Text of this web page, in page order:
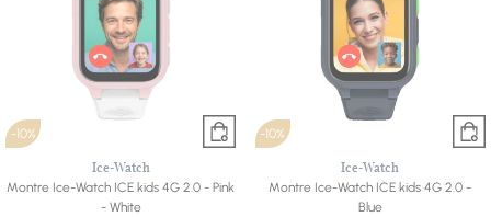
-10%
Ice-Watch
Montre Ice-Watch ICE kids 4G 2.0 - Pink
- White
-10%
Ice-Watch
Montre Ice-Watch ICE kids 4G 2.0 -
Blue